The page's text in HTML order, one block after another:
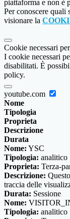
piattaforma e non è
Per conoscere quali
visionare la
Cookie necessari
I cookie necessari
disabilitati. È
policy.
youtube.com
Nome
Tipologia
Proprieta
Descrizione
Durata
Nome: YSC
Tipologia: analitico
Proprieta: Terza-
Descrizione:
traccia delle
Durata: Sessione
Nome:
Tipologia: analitico